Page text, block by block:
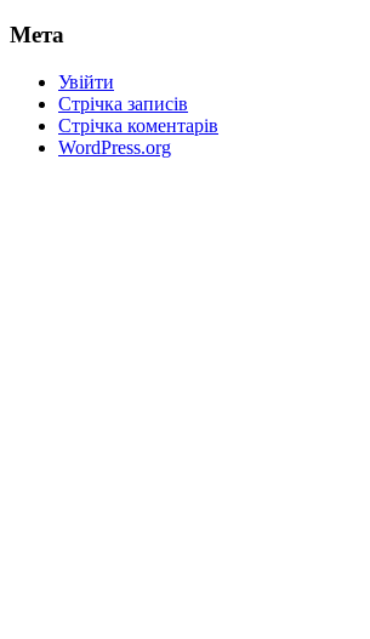
Мета
Увійти
Стрічка записів
Стрічка коментарів
WordPress.org